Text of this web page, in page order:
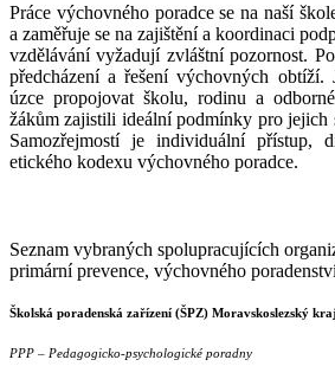
Práce výchovného poradce se na naší
a zaměřuje se na zajištění a koordinaci
vzdělávání vyžadují zvláštní pozornost.
předcházení a řešení výchovných
úzce propojovat školu, rodinu a
žákům zajistili ideální podmínky pro jejich
Samozřejmostí je individuální přístup,
etického kodexu výchovného poradce.
Seznam vybraných spolupracujících
primární prevence, výchovného
Školská poradenská zařízení (ŠPZ) Moravskoslezský kraj
PPP – Pedagogicko-psychologické poradny